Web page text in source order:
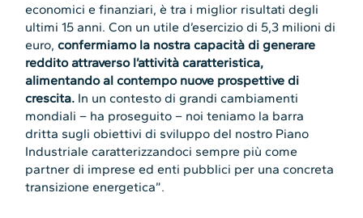
economici e finanziari, è tra i miglior risultati degli
ultimi 15 anni. Con un utile d’esercizio di 5,3 milioni di
euro,confermiamo la nostra capacità di generare
reddito attraverso l’attività caratteristica,
alimentando al contempo nuove prospettive di
crescita. In un contesto di grandi cambiamenti
mondiali – ha proseguito – noi teniamo la barra
dritta sugli obiettivi di sviluppo del nostro Piano
Industriale caratterizzandoci sempre più come
partner di imprese ed enti pubblici per una concreta
transizione energetica”.